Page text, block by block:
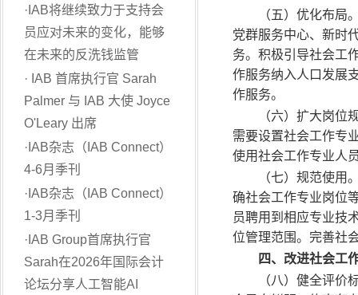
· IAB将继续致力于支持会
员应对未来的变化，能够
在未来的反洗钱监管
· IAB 首席执行官 Sarah
Palmer 与 IAB 大使 Joyce
O'Leary 出席
· IAB杂志（IAB Connect）
4-6月季刊
· IAB杂志（IAB Connect）
1-3月季刊
· IAB Group首席执行官
Sarah在2026年国际会计
论坛分享人工智能AI
（五）优化布局
党群服务中心、新时
务。积极引导社会工
作服务纳入人口发展
作服务。
（六）扩大岗位
需要设置社会工作专
使用社会工作专业人
（七）规范使用
确社会工作专业岗位
员聘用到相应专业技
位管理范围。完善社
四、改进社会工
（八）健全评价